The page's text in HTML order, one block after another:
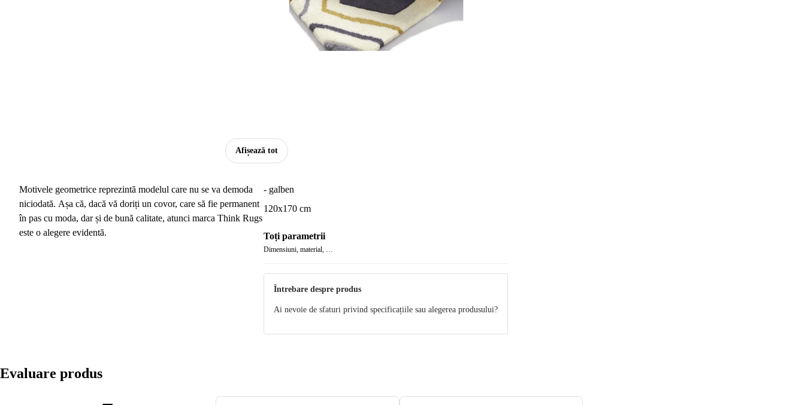
Afișează tot
Motivele geometrice reprezintă modelul care nu se va demoda
niciodată. Așa că, dacă vă doriți un covor, care să fie permanent
în pas cu moda, dar și de bună calitate, atunci marca Think Rugs
este o alegere evidentă.
- galben
120x170 cm
Toți parametrii
Dimensiuni, material, …
Întrebare despre produs
Ai nevoie de sfaturi privind specificațiile sau alegerea produsului?
Evaluare produs